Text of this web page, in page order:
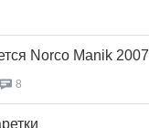
Norco Manik 2007
8